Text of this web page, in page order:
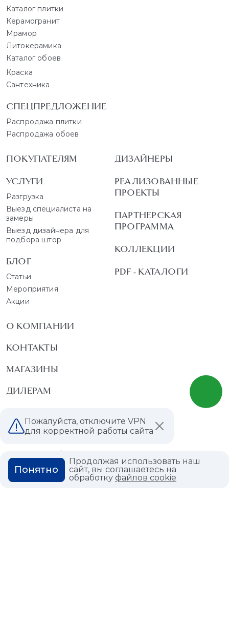
Каталог плитки
Керамогранит
Мрамор
Литокерамика
Каталог обоев
Краска
Сантехника
СПЕЦПРЕДЛОЖЕНИЕ
Распродажа плитки
Распродажа обоев
ПОКУПАТЕЛЯМ
УСЛУГИ
Разгрузка
Выезд специалиста на
замеры
Выезд дизайнера для
подбора штор
БЛОГ
Статьи
Мероприятия
Акции
ДИЗАЙНЕРЫ
РЕАЛИЗОВАННЫЕ
ПРОЕКТЫ
ПАРТНЕРСКАЯ
ПРОГРАММА
КОЛЛЕКЦИИ
PDF - КАТАЛОГИ
О КОМПАНИИ
КОНТАКТЫ
МАГАЗИНЫ
ДИЛЕРАМ
ВОПРОС ОТВЕТ
ГЛОССАРИЙ
Пожалуйста, отключите VPN
для корректной работы сайта
Продолжая использовать наш
сайт, вы соглашаетесь на
обработкуфайлов cookie
Понятно